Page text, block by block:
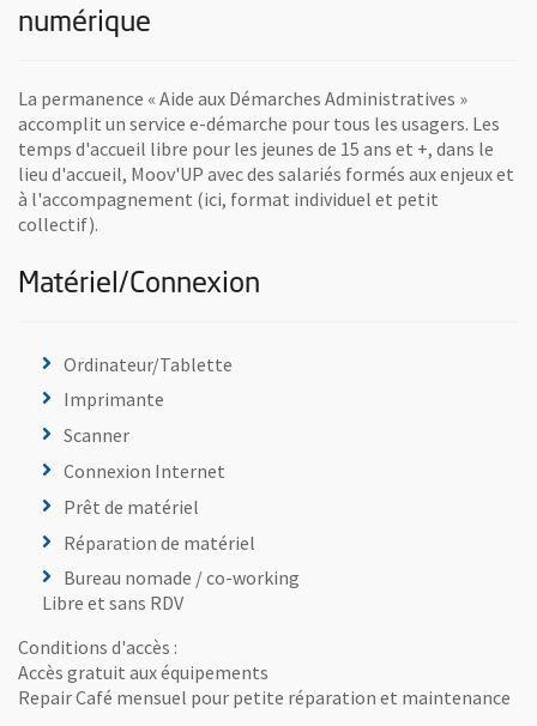
numérique
La permanence « Aide aux Démarches Administratives »
accomplit un service e-démarche pour tous les usagers. Les
temps d'accueil libre pour les jeunes de 15 ans et +, dans le
lieu d'accueil, Moov'UP avec des salariés formés aux enjeux et
à l'accompagnement (ici, format individuel et petit
collectif).
Matériel/Connexion
Ordinateur/Tablette
Imprimante
Scanner
Connexion Internet
Prêt de matériel
Réparation de matériel
Bureau nomade / co-working
Libre et sans RDV
Conditions d'accès :
Accès gratuit aux équipements
Repair Café mensuel pour petite réparation et maintenance